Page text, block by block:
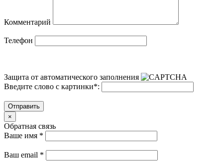
Комментарий
Телефон
Защита от автоматического заполнения
Введите слово с картинки*:
Отправить
×
Обратная связь
Ваше имя *
Ваш email *